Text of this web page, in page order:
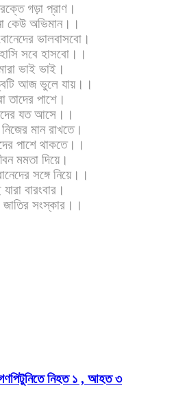
গড়া প্রাণ।
কেউ অভিমান।।
ভালবাসবো।
সবে হাসবো।।
ভাই ভাই।
আজ ভুলে যায়।।
তাদের পাশে।
যত আসে।।
মান রাখতে।
পাশে থাকতে।।
মমতা দিয়ে।
সঙ্গে নিয়ে।।
বারংবার।
জাতির সংস্কার।।
গণপিটুনিতে নিহত ১ , আহত ৩